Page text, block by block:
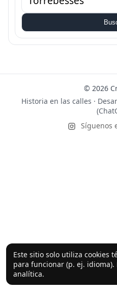
Este sitio solo utiliza cookies
para funcionar (p. ej. idioma).
analítica.
© 2026
Historia en las calles ·
Síguenos